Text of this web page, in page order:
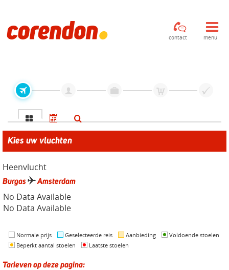
contact menu
Kies uw vluchten
Heenvlucht
Burgas Amsterdam
No Data Available
No Data Available
Normale prijs Geselecteerde reis Aanbieding
Voldoende stoelen
Beperkt aantal stoelen
Laatste stoelen
Tarieven op deze pagina: